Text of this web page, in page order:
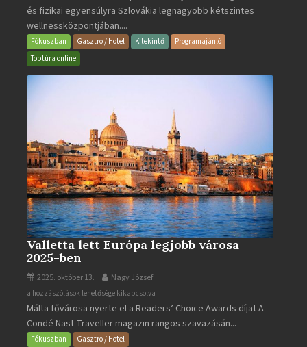
·
Wellness
és
Gyógyfürdő
bejegyzéshez
és fizikai egyensúlyra Szlovákia legnagyobb kétszintes
wellnessközpontjában....
Fókuszban Gasztro / Hotel Kitekintő
Programajánló
Toptúra online
Valletta lett Európa legjobb városa
2025-ben
2025. október 13. Nagy József
Valletta
lett
Európa
legjobb
a hozzászólások lehetősége kikapcsolva
Málta fővárosa nyerte el a Readers’ Choice Awards díjat A
Condé Nast Traveller magazin rangos szavazásán...
Fókuszban Gasztro / Hotel